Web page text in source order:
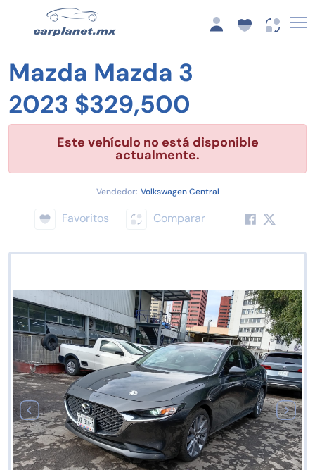
Mazda Mazda 3
2023 $329,500
Este vehículo no está disponible
actualmente.
Vendedor: Volkswagen Central
Favoritos Comparar